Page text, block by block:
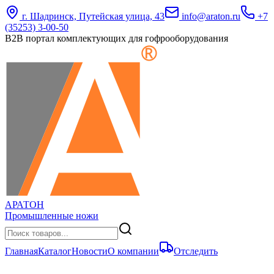
г. Шадринск, Путейская улица, 43 info@araton.ru
+7
(35253) 3-00-50
B2B портал комплектующих для гофрооборудования
АРАТОН
Промышленные ножи
ГлавнаяКаталогНовостиО компании Отследить